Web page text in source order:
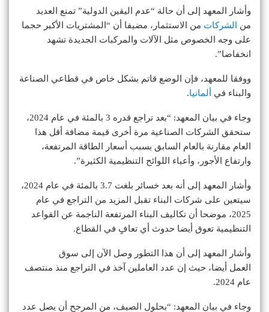
وأشار المعهد إلى أن حالة “عدم اليقين الدولية” تمنع العديد
من
الشركات من الاستثمار، مضيفا أن “المشتريات الأكبر حجما
على وجه الخصوص مثل الآلات والمركبات الجديدة تشهد
انخفاضا”.
ووفقا للمعهد، فإن الوضع قاتم بشكل خاص في قطاعي الصناعة
والبناء في
ألمانيا.
وجاء في بيان المعهد: “بعد تراجع قدره 3 بالمئة في عام 2024،
ستحقق الشركات الصناعية مرة أخرى قيمة مضافة أقل هذا
العام مقارنة بالعام السابق بسبب أسعار الطاقة المرتفعة،
وارتفاع الأجور، وأعباء اللوائح التنظيمية الكثيرة”.
وأشار المعهد إلى أنه بعد خسائر بلغت 3.7 بالمئة في عام 2024،
سيتعين على شركات البناء تقبل المزيد من التراجع في عام
2025، موضحا أن تكاليف البناء المرتفعة الناجمة عن القواعد
التنظيمية تعوق أيضا حدوث أي تعافٍ في القطاع.
وأشار المعهد إلى أن هذا التطور وصل الآن إلى سوق
العمل أيضا، حيث إن عدد العاملين آخذ في التراجع منذ منتصف
عام 2024.
وجاء في بيان المعهد: “بحلول الصيف، من المرجح أن يصل عدد